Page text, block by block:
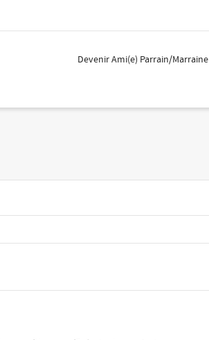
Devenir Ami(e) Parrain/Marraine